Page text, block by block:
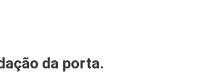
da porta.